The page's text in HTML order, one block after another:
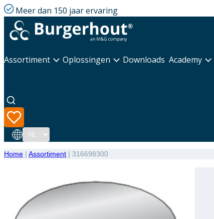
Meer dan 150 jaar ervaring
Assortiment Oplossingen Downloads Academy
Taal
Home | Assortiment | 316698300